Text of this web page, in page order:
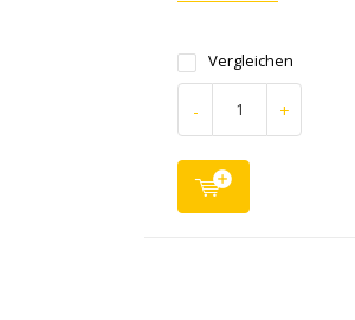
Vergleichen
- +